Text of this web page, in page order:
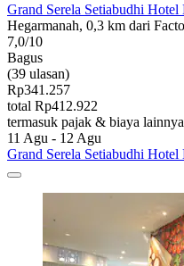
Grand Serela Setiabudhi Hotel
Hegarmanah, 0,3 km dari
7,0/10
Bagus
(39 ulasan)
Rp341.257
total Rp412.922
termasuk pajak & biaya lainnya
11 Agu - 12 Agu
Grand Serela Setiabudhi Hotel